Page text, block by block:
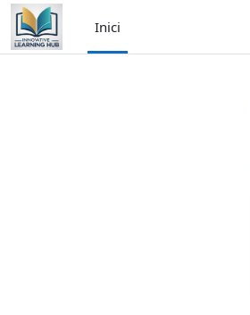
Ves al contingut principal
Inici